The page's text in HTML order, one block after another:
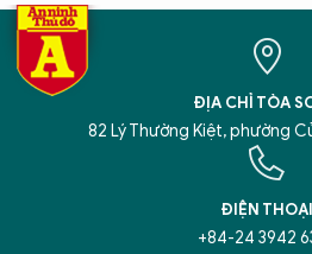
ĐỊA CHỈ TÒA
82 Lý Thường Kiệt, phường
ĐIỆN THOẠI
+84-24 3942